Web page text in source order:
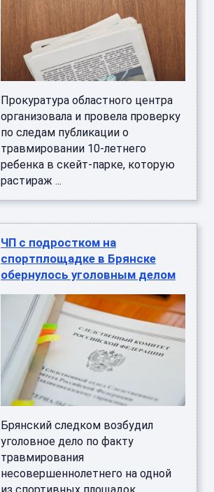
Прокуратура областного центра
организовала и провела проверку
по следам публикации о
травмировании 10-летнего
ребенка в скейт-парке, которую
растираж ...
ЧП с подростком на
спортплощадке в Брянске
обернулось уголовным делом
Брянский следком возбудил
уголовное дело по факту
травмирования
несовершеннолетнего на одной